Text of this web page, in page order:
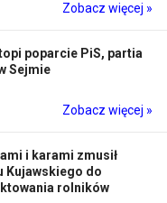
Zobacz więcej »
poparcie PiS, partia
Sejmie
Zobacz więcej »
i karami zmusił
Kujawskiego do
rolników